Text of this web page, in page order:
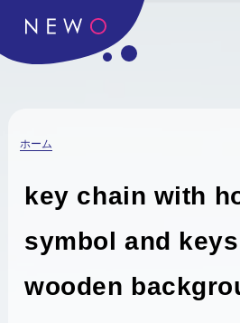
ホーム
key chain with
symbol and
wooden